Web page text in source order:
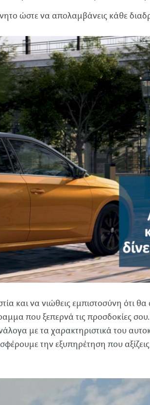
ώστε να απολαμβάνεις κάθε
και να νιώθεις εμπιστοσύνη ότι θα
που ξεπερνά τις προσδοκίες
με τα χαρακτηριστικά του
την εξυπηρέτηση που